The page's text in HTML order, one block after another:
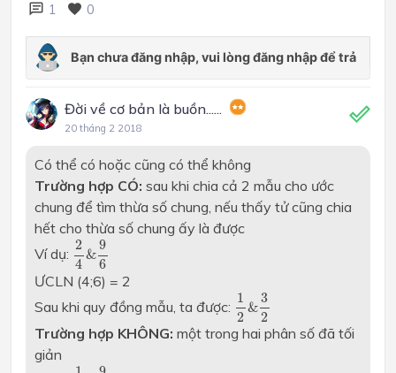
1 0
Đời về cơ bản là buồn......
20 tháng 2 2018
Có thể có hoặc cũng có thể không
Trường hợp CÓ: sau khi chia cả 2 mẫu cho ước
chung để tìm thừa số chung, nếu thấy tử cũng chia
hết cho thừa số chung ấy là được
Ví dụ: 2
4
&
9
6
24 &9
ƯCLN (4;6) = 2
Sau khi quy đồng mẫu, ta được: 1
2
&
3
2
1 3
Trường hợp KHÔNG: một trong hai phân số đã tối
giản
1 &9